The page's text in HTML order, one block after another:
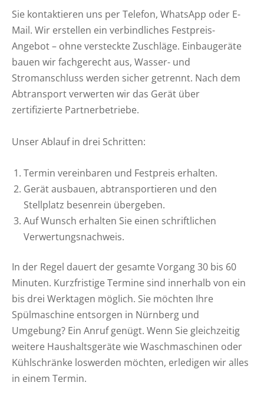
Sie kontaktieren uns per Telefon, WhatsApp oder E-
Mail. Wir erstellen ein verbindliches Festpreis-
Angebot – ohne versteckte Zuschläge. Einbaugeräte
bauen wir fachgerecht aus, Wasser- und
Stromanschluss werden sicher getrennt. Nach dem
Abtransport verwerten wir das Gerät über
zertifizierte Partnerbetriebe.
Unser Ablauf in drei Schritten:
Termin vereinbaren und Festpreis erhalten.
Gerät ausbauen, abtransportieren und den
Stellplatz besenrein übergeben.
Auf Wunsch erhalten Sie einen schriftlichen
Verwertungsnachweis.
In der Regel dauert der gesamte Vorgang 30 bis 60
Minuten. Kurzfristige Termine sind innerhalb von ein
bis drei Werktagen möglich. Sie möchten Ihre
Spülmaschine entsorgen in Nürnberg und
Umgebung? Ein Anruf genügt. Wenn Sie gleichzeitig
weitere Haushaltsgeräte wie Waschmaschinen oder
Kühlschränke loswerden möchten, erledigen wir alles
in einem Termin.